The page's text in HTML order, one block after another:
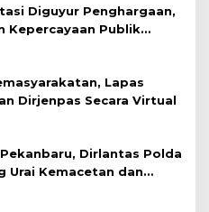
Diguyur Penghargaan,
Kepercayaan Publik
Lapas
Dirjenpas Secara Virtual
Dirlantas Polda
Urai Kemacetan dan